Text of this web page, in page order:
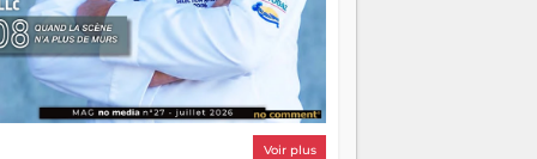
c'est une question d'équipage. Partagez
réussites, mais aussi vos échecs. Surtout
échecs, d'ailleurs — ils enseignent
que n'importe quel manuel. À
la barque avance. Il faut juste
que tout le monde rame dans le
Voir plus